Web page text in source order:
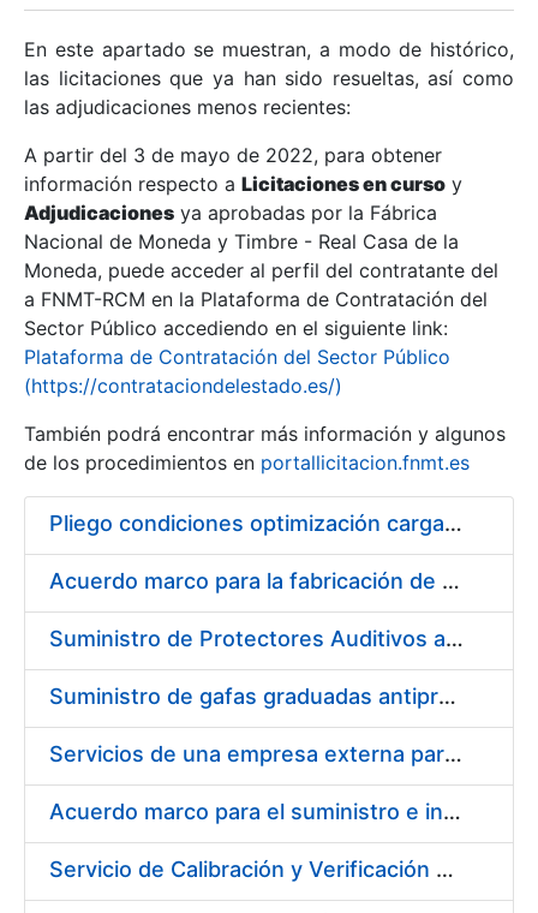
Mostrar/Ocultar
Mostrar/Ocultar
En este apartado se muestran, a modo de histórico,
las licitaciones que ya han sido resueltas, así como
las adjudicaciones menos recientes:
A partir del 3 de mayo de 2022, para obtener
información respecto a Licitaciones en curso y
Adjudicaciones ya aprobadas por la Fábrica
Nacional de Moneda y Timbre - Real Casa de la
Moneda, puede acceder al perfil del contratante del
a FNMT-RCM en la Plataforma de Contratación del
Sector Público accediendo en el siguiente link:
Plataforma de Contratación del Sector Público
(https://contrataciondelestado.es/)
También podrá encontrar más información y algunos
de los procedimientos en portallicitacion.fnmt.es
Pliego condiciones optimización cargas compras firmado
Acuerdo marco para la fabricación de piezas
Suministro de Protectores Auditivos a medida para las personas trabajadoras de los Centros de Trabajo de Madrid y Burgos
Suministro de gafas graduadas antiproyecciones para los trabajadores de la FNMT-RCM en los centros de trabajo de Madrid y Burgos
Servicios de una empresa externa para el asesoramiento y resolución de los recursos de alzada que se presentan relacionados con procesos de selección para la FNMT-RCM
Acuerdo marco para el suministro e instalación de persianas, estores y otros complementos
Servicio de Calibración y Verificación Externa de los Equipos de Medición del Servicio de Prevención de la FNMT-RCM